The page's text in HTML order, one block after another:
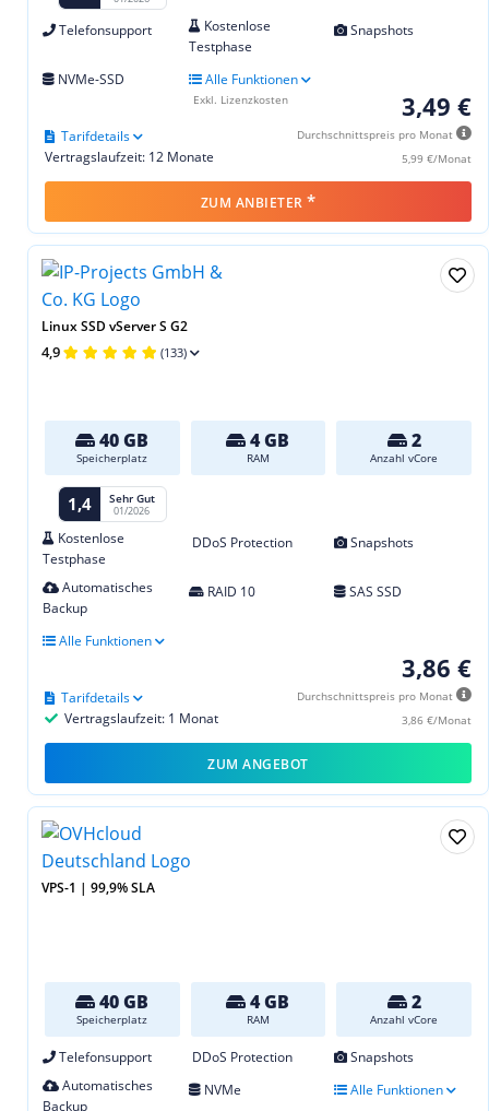
Telefonsupport
Kostenlose
Testphase
Snapshots
NVMe-SSD Alle Funktionen
3,49 €
Durchschnittspreis pro Monat
5,99 €/Monat
Vertragslaufzeit: 12 Monate
Tarifdetails
Exkl. Lizenzkosten
ZUM ANBIETER *
Linux SSD vServer S G2
4,9 (133)
40 GB
Speicherplatz
4 GB
RAM
2
Anzahl vCore
1,4 Sehr Gut
01/2026
Kostenlose
Testphase
DDoS Protection Snapshots
Automatisches
Backup
RAID 10 SAS SSD
Alle Funktionen
3,86 €
Durchschnittspreis pro Monat
3,86 €/Monat
Vertragslaufzeit: 1 Monat
Tarifdetails
ZUM ANGEBOT
VPS-1 | 99,9% SLA
40 GB
Speicherplatz
4 GB
RAM
2
Anzahl vCore
Telefonsupport DDoS Protection
Snapshots
Automatisches
Backup
NVMe Alle Funktionen